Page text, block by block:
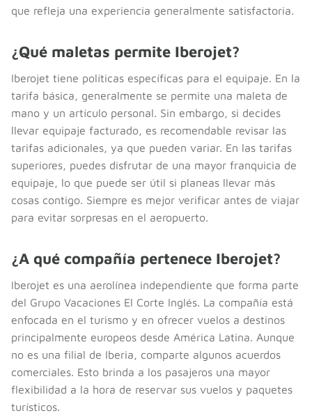
que refleja una experiencia generalmente satisfactoria.
¿Qué maletas permite Iberojet?
Iberojet tiene políticas específicas para el equipaje. En la
tarifa básica, generalmente se permite una maleta de
mano y un artículo personal. Sin embargo, si decides
llevar equipaje facturado, es recomendable revisar las
tarifas adicionales, ya que pueden variar. En las tarifas
superiores, puedes disfrutar de una mayor franquicia de
equipaje, lo que puede ser útil si planeas llevar más
cosas contigo. Siempre es mejor verificar antes de viajar
para evitar sorpresas en el aeropuerto.
¿A qué compañía pertenece Iberojet?
Iberojet es una aerolínea independiente que forma parte
del Grupo Vacaciones El Corte Inglés. La compañía está
enfocada en el turismo y en ofrecer vuelos a destinos
principalmente europeos desde América Latina. Aunque
no es una filial de Iberia, comparte algunos acuerdos
comerciales. Esto brinda a los pasajeros una mayor
flexibilidad a la hora de reservar sus vuelos y paquetes
turísticos.